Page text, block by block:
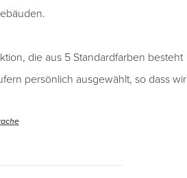
die aus 5 Standardfarben besteht
persönlich ausgewählt, so dass wir